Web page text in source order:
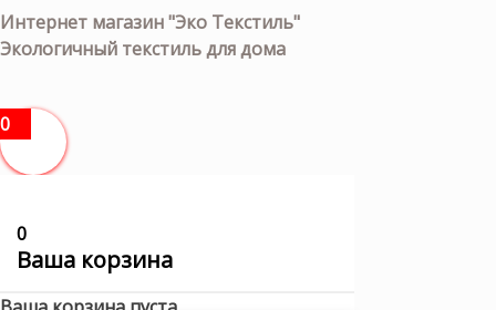
Интернет магазин "Эко Текстиль"
Экологичный текстиль для дома
0
0
Ваша корзина